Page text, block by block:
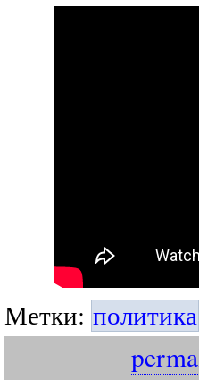
Метки: политика